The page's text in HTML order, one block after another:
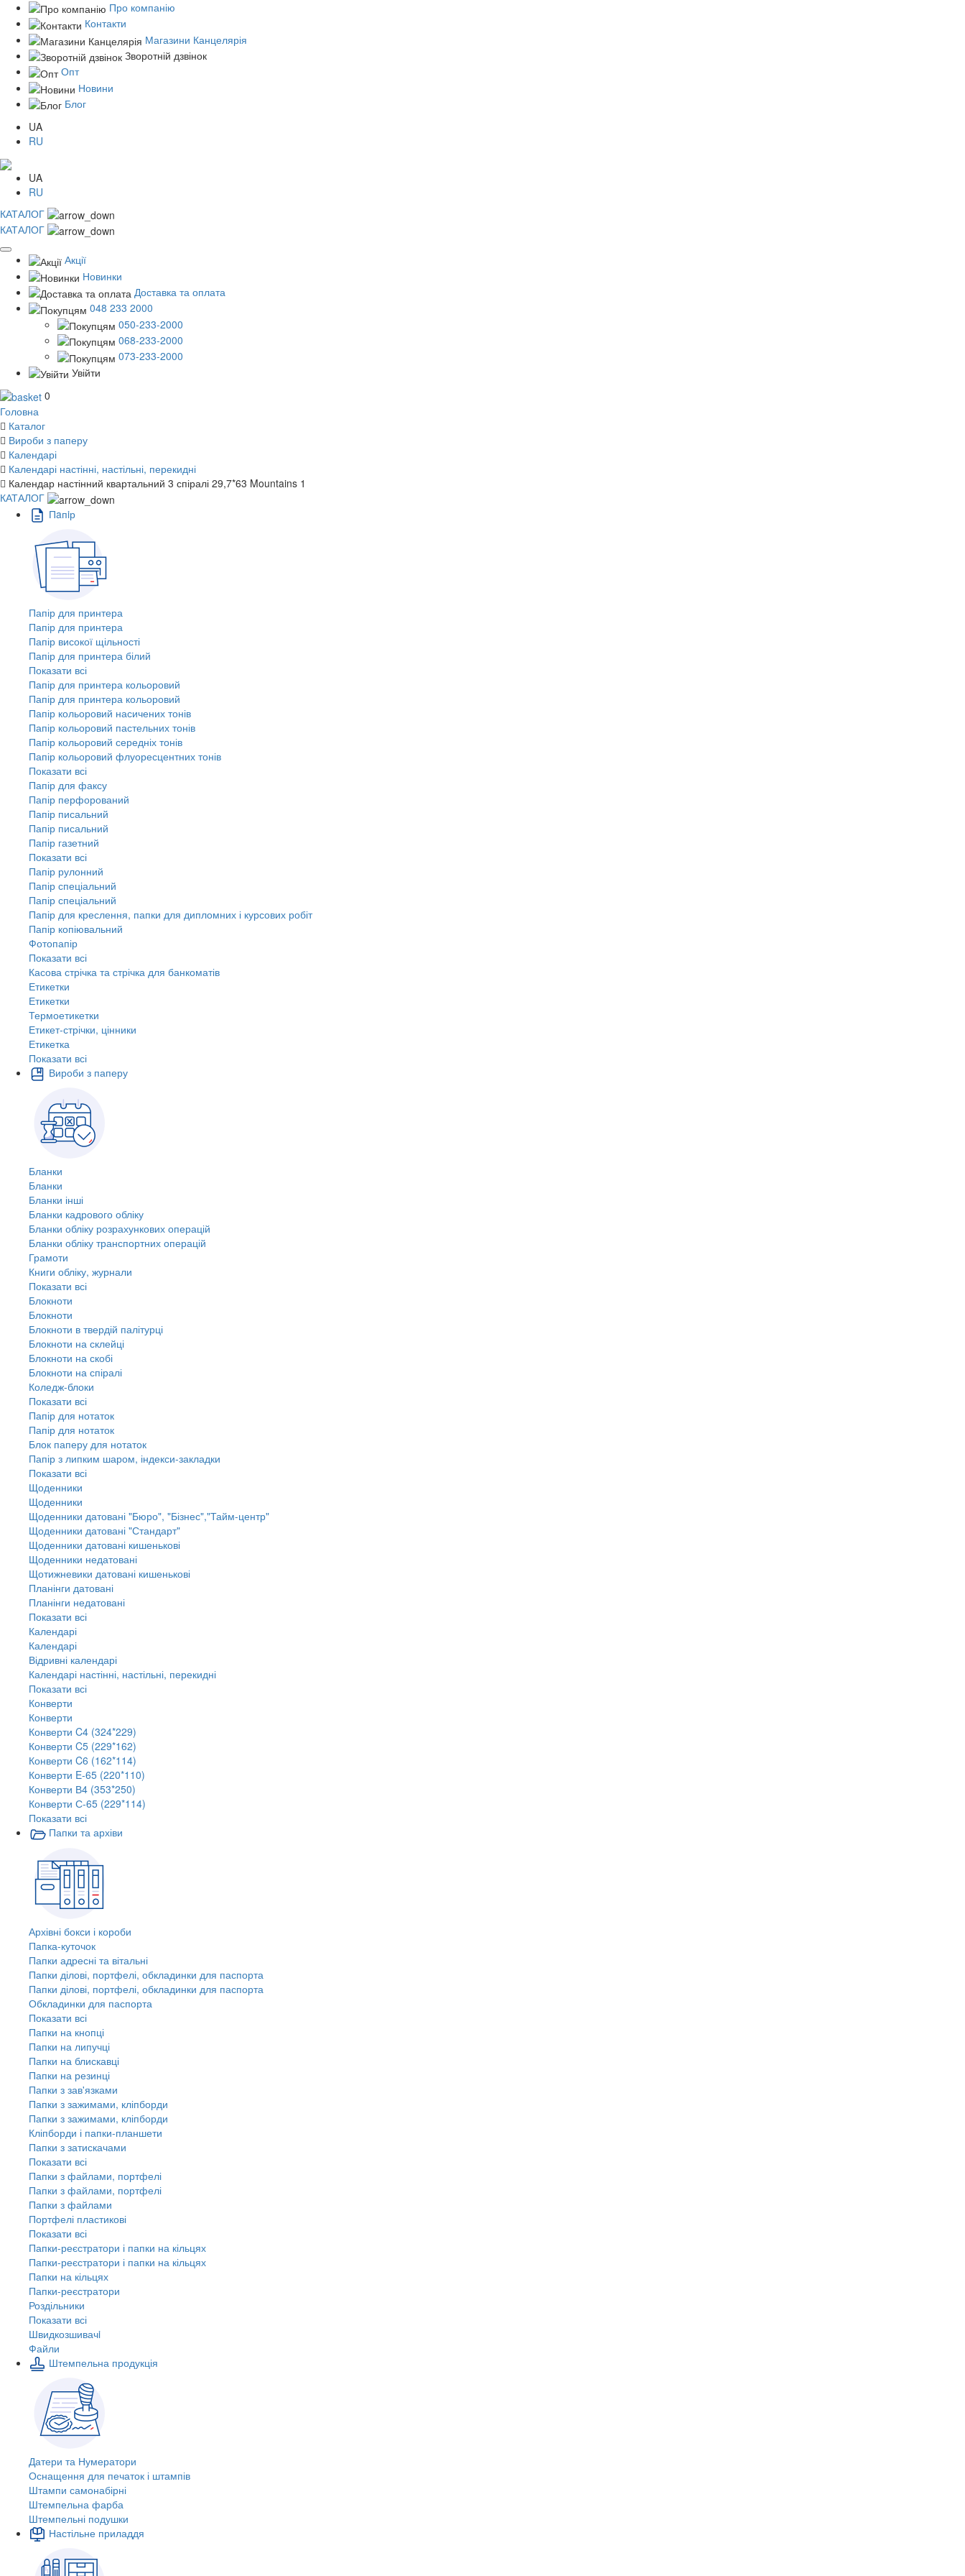
Про компанію
Контакти
Магазини Канцелярія
Зворотній дзвінок
Опт
Новини
Блог
UA
RU
UA
RU
КАТАЛОГ
КАТАЛОГ
Акції
Новинки
Доставка та оплата
048 233 2000
050-233-2000
068-233-2000
073-233-2000
Увійти
0
Головна
Каталог
Вироби з паперу
Календарі
Календарі настінні, настільні, перекидні
Календар настінний квартальний 3 спіралі 29,7*63 Mountains 1
КАТАЛОГ
Пaпiр
Папір для принтера
Папір для принтера
Папір високої щільності
Папір для принтера білий
Показати всі
Папір для принтера кольоровий
Папір для принтера кольоровий
Папір кольоровий насичених тонів
Папір кольоровий пастельних тонів
Папір кольоровий середніх тонів
Папір кольоровий флуоресцентних тонів
Показати всі
Папір для факсу
Папір перфорований
Папір писальний
Папір писальний
Папір газетний
Показати всі
Папір рулонний
Папір спеціальний
Папір спеціальний
Папір для креслення, папки для дипломних і курсових робіт
Папір копіювальний
Фотопапір
Показати всі
Касова стрічка та стрічка для банкоматів
Етикетки
Етикетки
Термоетикетки
Етикет-стрічки, цінники
Етикетка
Показати всі
Вироби з паперу
Бланки
Бланки
Бланки інші
Бланки кадрового обліку
Бланки обліку розрахункових операцій
Бланки обліку транспортних операцій
Грамоти
Книги обліку, журнали
Показати всі
Блокноти
Блокноти
Блокноти в твердій палітурці
Блокноти на склейці
Блокноти на скобі
Блокноти на спіралі
Коледж-блоки
Показати всі
Папір для нотаток
Папір для нотаток
Блок паперу для нотаток
Папір з липким шаром, індекси-закладки
Показати всі
Щоденники
Щоденники
Щоденники датовані "Бюро", "Бізнес","Тайм-центр"
Щоденники датовані "Стандарт"
Щоденники датовані кишенькові
Щоденники недатовані
Щотижневики датовані кишенькові
Планінги датовані
Планінги недатовані
Показати всі
Календарі
Календарі
Відривні календарі
Календарі настінні, настільні, перекидні
Показати всі
Конверти
Конверти
Конверти C4 (324*229)
Конверти C5 (229*162)
Конверти C6 (162*114)
Конверти E-65 (220*110)
Конверти В4 (353*250)
Конверти С-65 (229*114)
Показати всі
Папки та архіви
Архівні бокси і короби
Папка-куточок
Папки адресні та вітальні
Папки ділові, портфелі, обкладинки для паспорта
Папки ділові, портфелі, обкладинки для паспорта
Обкладинки для паспорта
Показати всі
Папки на кнопці
Папки на липучці
Папки на блискавці
Папки на резинці
Папки з зав'язками
Папки з зажимами, кліпборди
Папки з зажимами, кліпборди
Кліпборди і папки-планшети
Папки з затискачами
Показати всі
Папки з файлами, портфелі
Папки з файлами, портфелі
Папки з файлами
Портфелі пластикові
Показати всі
Папки-реєстратори і папки на кільцях
Папки-реєстратори і папки на кільцях
Папки на кільцях
Папки-реєстратори
Роздільники
Показати всі
Швидкозшивачi
Файли
Штемпельна продукція
Датери та Нумератори
Оснащення для печаток і штампів
Штампи самонабірні
Штемпельна фарба
Штемпельні подушки
Настільне приладдя